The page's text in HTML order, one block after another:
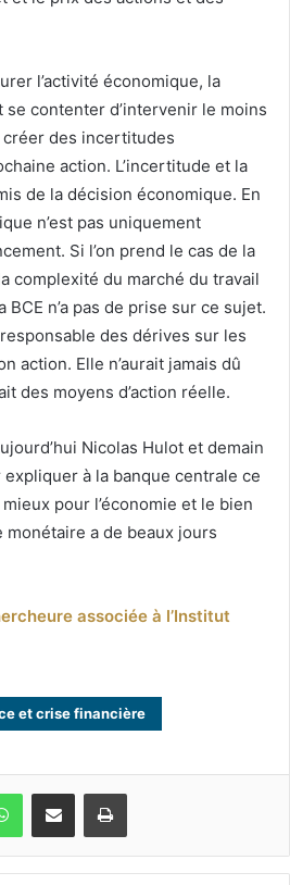
l’activité économique, la
contenter d’intervenir le moins
des incertitudes
action. L’incertitude et la
de la décision économique. En
n’est pas uniquement
Si l’on prend le cas de la
complexité du marché du travail
n’a pas de prise sur ce sujet.
des dérives sur les
action. Elle n’aurait jamais dû
des moyens d’action réelle.
Nicolas Hulot et demain
expliquer à la banque centrale ce
pour l’économie et le bien
a de beaux jours
associée à l’Institut
et crise financière
WhatsApp
Partagez par mail Imprimez